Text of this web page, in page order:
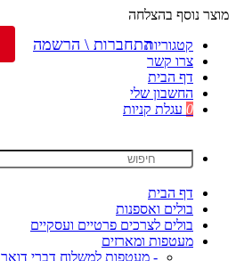
מוצר נוסף בהצלחה
קטגוריות
צרו קשר
דף הבית
החשבון שלי
0 עגלת קניות
דף הבית
בולים ואספנות
בולים לצרכים פרטיים ועסקיים
מעטפות ומארזים
- מעטפות למשלוח דברי דואר
התחברות \ הרשמה